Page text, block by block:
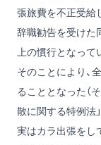
張旅費を不正受給
辞職勧告を受けた
上の慣行となって
そのことにより、
ることとなった（
散に関する特例法
実はカラ出張をし